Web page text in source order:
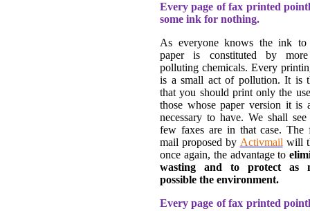
Every page of fax printed
some ink for nothing.
As everyone knows the ink
paper is constituted by
polluting chemicals. Every
is a small act of pollution. It is
that you should print only the
those whose paper version it is
necessary to have. We shall
few faxes are in that case. The
mail proposed by Activmail will
once again, the advantage to
wasting and to protect as
possible the environment.
Every page of fax printed